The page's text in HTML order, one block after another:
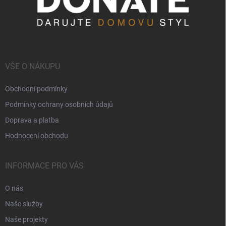
VŠE O NÁKUPU
Obchodní podmínky
Podmínky ochrany osobních údajů
Doprava a platba
Hodnocení obchodu
INFORMACE PRO VÁS
O nás
Naše služby
Naše projekty